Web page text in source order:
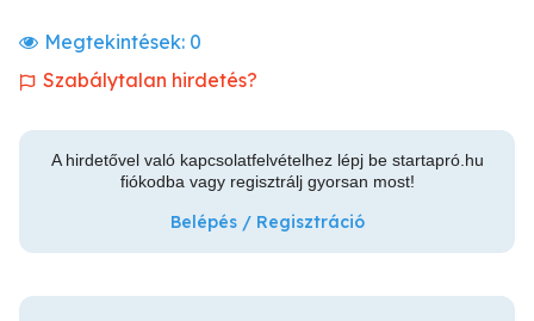
Megtekintések: 0
Szabálytalan hirdetés?
A hirdetővel való kapcsolatfelvételhez lépj be startapró.hu
fiókodba vagy regisztrálj gyorsan most!
Belépés / Regisztráció